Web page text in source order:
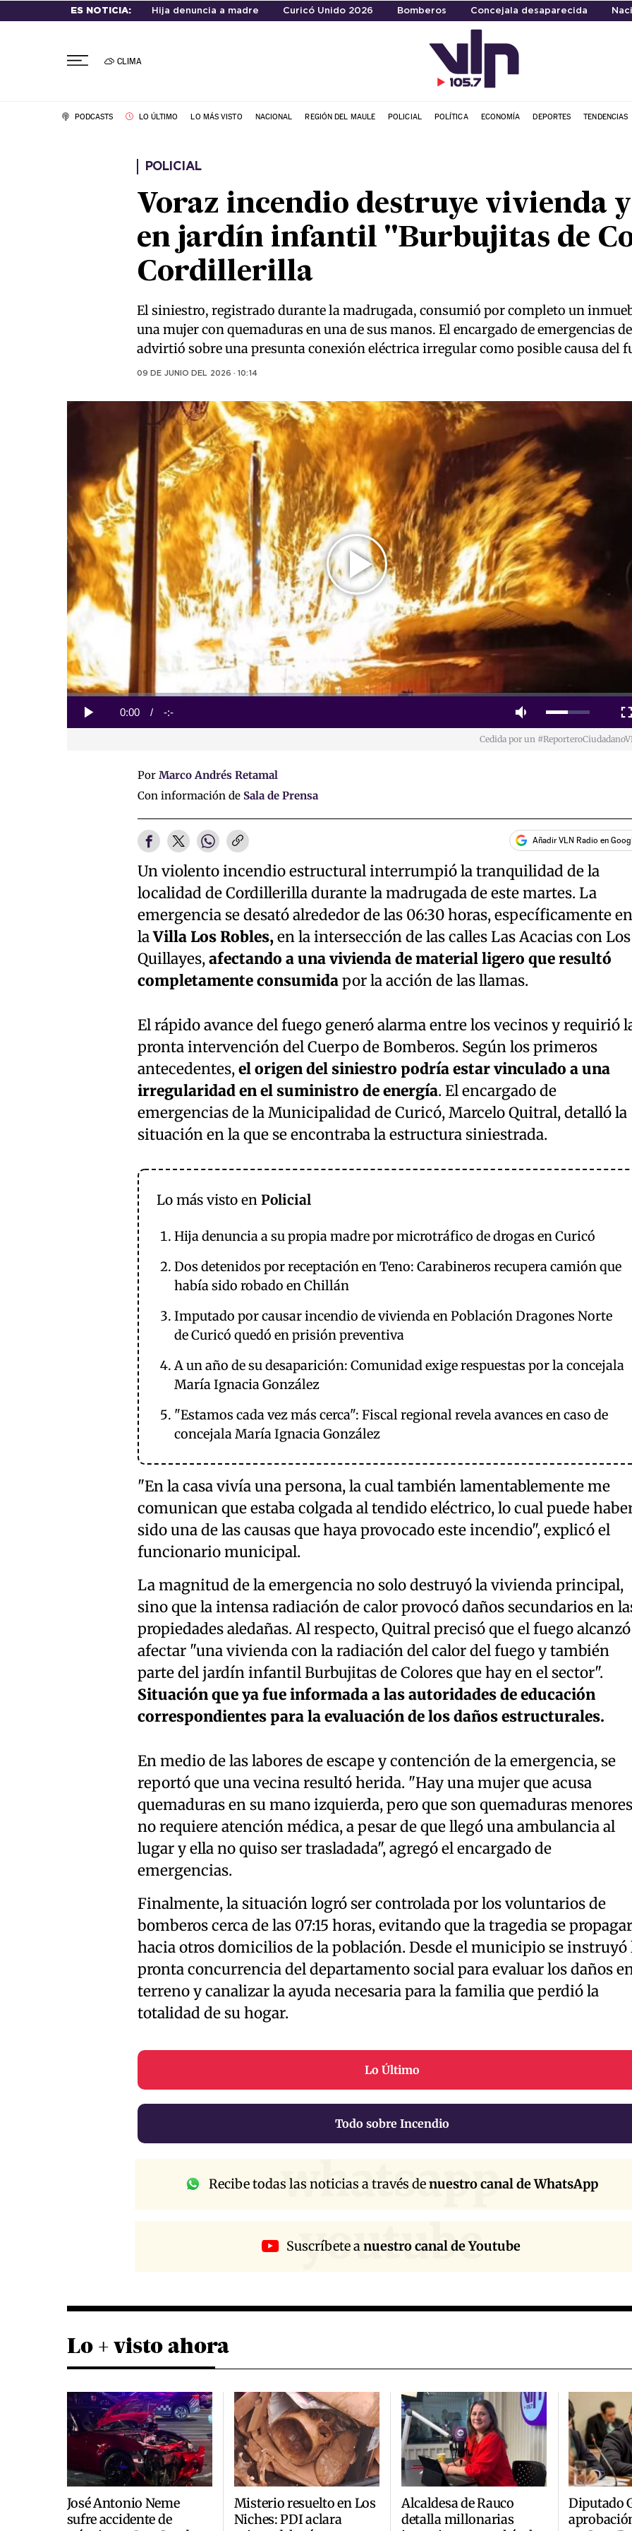
ES NOTICIA: Hija denuncia a madre Curicó Unido 2026 Bomberos Concejala desaparecida
CLIMA
PODCASTS LO ÚLTIMO LO MÁS VISTO NACIONAL REGIÓN DEL MAULE POLICIAL POLÍTICA ECONOMÍA DEPORTES TENDENCIAS
POLICIAL
Voraz incendio destruye vivienda y
en jardín infantil "Burbujitas de
Cordillerilla
El siniestro, registrado durante la madrugada, consumió por completo un
una mujer con quemaduras en una de sus manos. El encargado de emergencias
advirtió sobre una presunta conexión eléctrica irregular como posible causa del
09 DE JUNIO DEL 2026 · 10:14
Play
Video
Play Mute
Current
0:00 / Duration
-:-
Loaded:
Cedida por un
Por Marco Andrés Retamal
Con información de Sala de Prensa
Añadir VLN Radio en
Un violento incendio estructural interrumpió la tranquilidad de la
localidad de Cordillerilla durante la madrugada de este martes. La
emergencia se desató alrededor de las 06:30 horas, específicamente en
laVilla Los Robles,en la intersección de las calles Las Acacias con Los
Quillayes,afectando a una vivienda de material ligero que resultó
completamente consumidapor la acción de las llamas.
El rápido avance del fuego generó alarma entre los vecinos y requirió
pronta intervención del Cuerpo de Bomberos. Según los primeros
antecedentes,el origen del siniestro podría estar vinculado a una
irregularidad en el suministro de energía. El encargado de
emergencias de la Municipalidad de Curicó, Marcelo Quitral, detalló la
situación en la que se encontraba la estructura siniestrada.
Lo más visto en Policial
Hija denuncia a su propia madre por microtráfico de drogas en Curicó
Dos detenidos por receptación en Teno: Carabineros recupera camión que
había sido robado en Chillán
Imputado por causar incendio de vivienda en Población Dragones Norte
de Curicó quedó en prisión preventiva
A un año de su desaparición: Comunidad exige respuestas por la concejala
María Ignacia González
"Estamos cada vez más cerca": Fiscal regional revela avances en caso de
concejala María Ignacia González
"En la casa vivía una persona, la cual también lamentablemente me
comunican que estaba colgada al tendido eléctrico, lo cual puede
sido una de las causas que haya provocado este incendio", explicó el
funcionario municipal.
La magnitud de la emergencia no solo destruyó la vivienda principal,
sino que la intensa radiación de calor provocó daños secundarios en
propiedades aledañas. Al respecto, Quitral precisó que el fuego alcanzó
afectar "una vivienda con la radiación del calor del fuego y también
parte del jardín infantil Burbujitas de Colores que hay en el sector".
Situación que ya fue informada a las autoridades de educación
correspondientes para la evaluación de los daños estructurales.
En medio de las labores de escape y contención de la emergencia, se
reportó que una vecina resultó herida. "Hay una mujer que acusa
quemaduras en su mano izquierda, pero que son quemaduras
no requiere atención médica, a pesar de que llegó una ambulancia al
lugar y ella no quiso ser trasladada", agregó el encargado de
emergencias.
Finalmente, la situación logró ser controlada por los voluntarios de
bomberos cerca de las 07:15 horas, evitando que la tragedia se
hacia otros domicilios de la población. Desde el municipio se instruyó
pronta concurrencia del departamento social para evaluar los daños
terreno y canalizar la ayuda necesaria para la familia que perdió la
totalidad de su hogar.
Lo Último
Todo sobre Incendio
whatsapp
Recibe todas las noticias a través denuestro canal de WhatsApp
youtube
Suscríbete anuestro canal de Youtube
Lo + visto ahora
José Antonio Neme
sufre accidente de
Misterio resuelto en Los
Niches: PDI aclara
Alcaldesa de Rauco
detalla millonarias
Diputado